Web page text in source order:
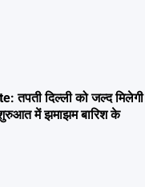
तपती दिल्ली को जल्द मिलेगी
में झमाझम बारिश के